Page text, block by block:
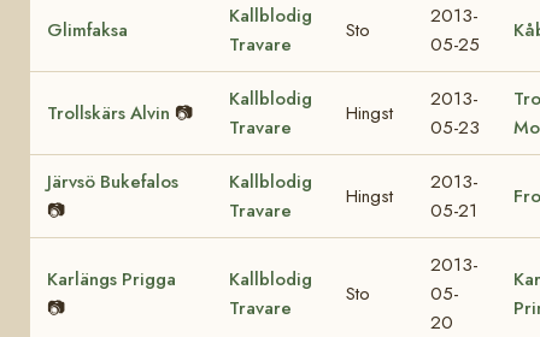
Glimfaksa
Kallblodig
Travare
Sto
2013-
05-25
Trollskärs Alvin 📷
Kallblodig
Travare
Hingst
2013-
05-23
Järvsö Bukefalos
📷
Kallblodig
Travare
Hingst
2013-
05-21
Karlängs Prigga
📷
Kallblodig
Travare
Sto
2013-
05-
20